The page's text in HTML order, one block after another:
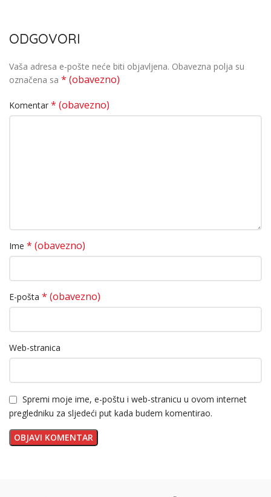
ODGOVORI
Vaša adresa e-pošte neće biti objavljena. Obavezna polja su
označena sa * (obavezno)
Komentar * (obavezno)
Ime * (obavezno)
E-pošta * (obavezno)
Web-stranica
Spremi moje ime, e-poštu i web-stranicu u ovom internet
pregledniku za sljedeći put kada budem komentirao.